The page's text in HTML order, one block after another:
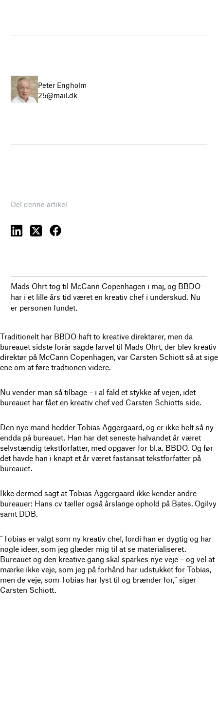
Peter Engholm
25@mail.dk
Del denne artikel
Mads Ohrt tog til McCann Copenhagen i maj, og BBDO
har i et lille års tid været en kreativ chef i underskud. Nu
er personen fundet.
Traditionelt har BBDO haft to kreative direktører, men da
bureauet sidste forår sagde farvel til Mads Ohrt, der blev kreativ
direktør på McCann Copenhagen, var Carsten Schiott så at sige
ene om at føre tradtionen videre.
Nu vender man så tilbage – i al fald et stykke af vejen, idet
bureauet har fået en kreativ chef ved Carsten Schiotts side.
Den nye mand hedder Tobias Aggergaard, og er ikke helt så ny
endda på bureauet. Han har det seneste halvandet år været
selvstændig tekstforfatter, med opgaver for bl.a. BBDO. Og før
det havde han i knapt et år været fastansat tekstforfatter på
bureauet.
Ikke dermed sagt at Tobias Aggergaard ikke kender andre
bureauer: Hans cv tæller også årslange ophold på Bates, Ogilvy
samt DDB.
“Tobias er valgt som ny kreativ chef, fordi han er dygtig og har
nogle ideer, som jeg glæder mig til at se materialiseret.
Bureauet og den kreative gang skal sparkes nye veje – og vel at
mærke ikke veje, som jeg på forhånd har udstukket for Tobias,
men de veje, som Tobias har lyst til og brænder for,” siger
Carsten Schiott.